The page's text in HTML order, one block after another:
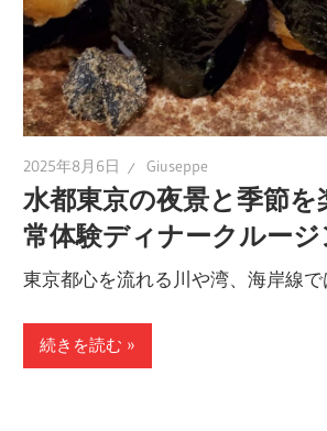
2025年8月6日 Giuseppe
水都東京の夜景と季節を
常体験ディナークルー
東京都心を流れる川や湾、海岸線
続きを読む